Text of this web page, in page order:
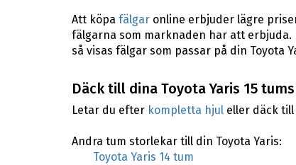
Att köpa fälgaronline erbjuder lägre
fälgarna som marknaden har att
så visas fälgar som passar på din Toyota
Däck till dina Toyota Yaris 15
Letar du efter kompletta hjuleller däck till
Andra tum storlekar till din Toyota Yaris:
Toyota Yaris 14 tum